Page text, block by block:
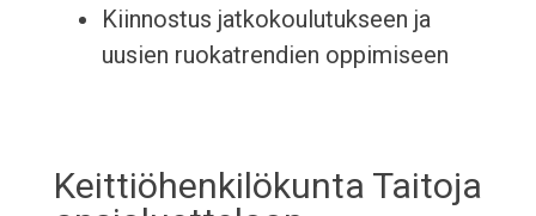
Kiinnostus jatkokoulutukseen ja
uusien ruokatrendien oppimiseen
Keittiöhenkilökunta Taitoja